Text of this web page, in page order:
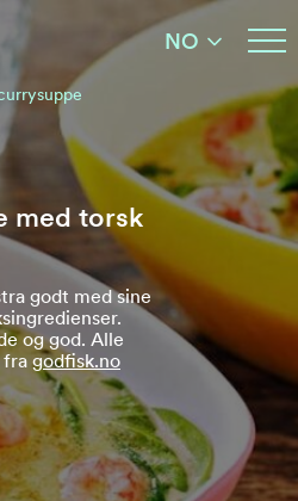
NO
med torsk
godt med sine
og god. Alle
fragodfisk.no